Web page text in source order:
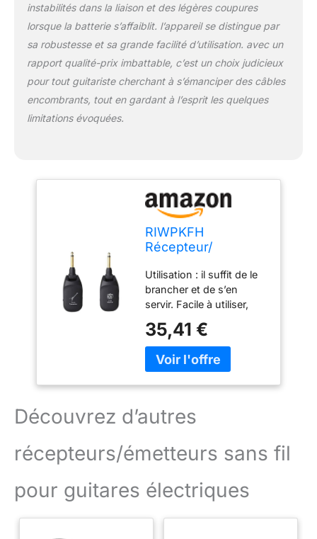
instabilités dans la liaison et des légères coupures
lorsque la batterie s’affaiblit. l’appareil se distingue par
sa robustesse et sa grande facilité d’utilisation. avec un
rapport qualité-prix imbattable, c’est un choix judicieux
pour tout guitariste cherchant à s’émanciper des câbles
encombrants, tout en gardant à l’esprit les quelques
limitations évoquées.
RIWPKFH
Récepteur/
pour guitare
électrique,
rechargeable
Utilisation : il suffit de le
brancher et de s’en
servir. Facile à utiliser,
transporter. Temps de
fonctionnement : batterie
au lithium rechargeable
durée ; livré avec câble
USB, chargement
en charge 4 groupes
fonctionner
simultanément un à un.
35,41 €
Découvrez d’autres
récepteurs/émetteurs sans fil
pour guitares électriques